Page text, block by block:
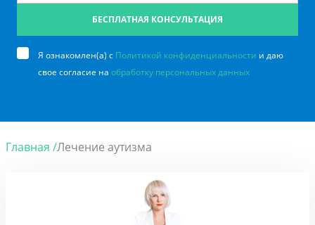
БЕСПЛАТНАЯ КОНСУЛЬТАЦИЯ
Я ознакомлен(а) с Политикой конфиденциальности и даю
свое согласие на обработку персональных данных
Главная /Лечение аутизма